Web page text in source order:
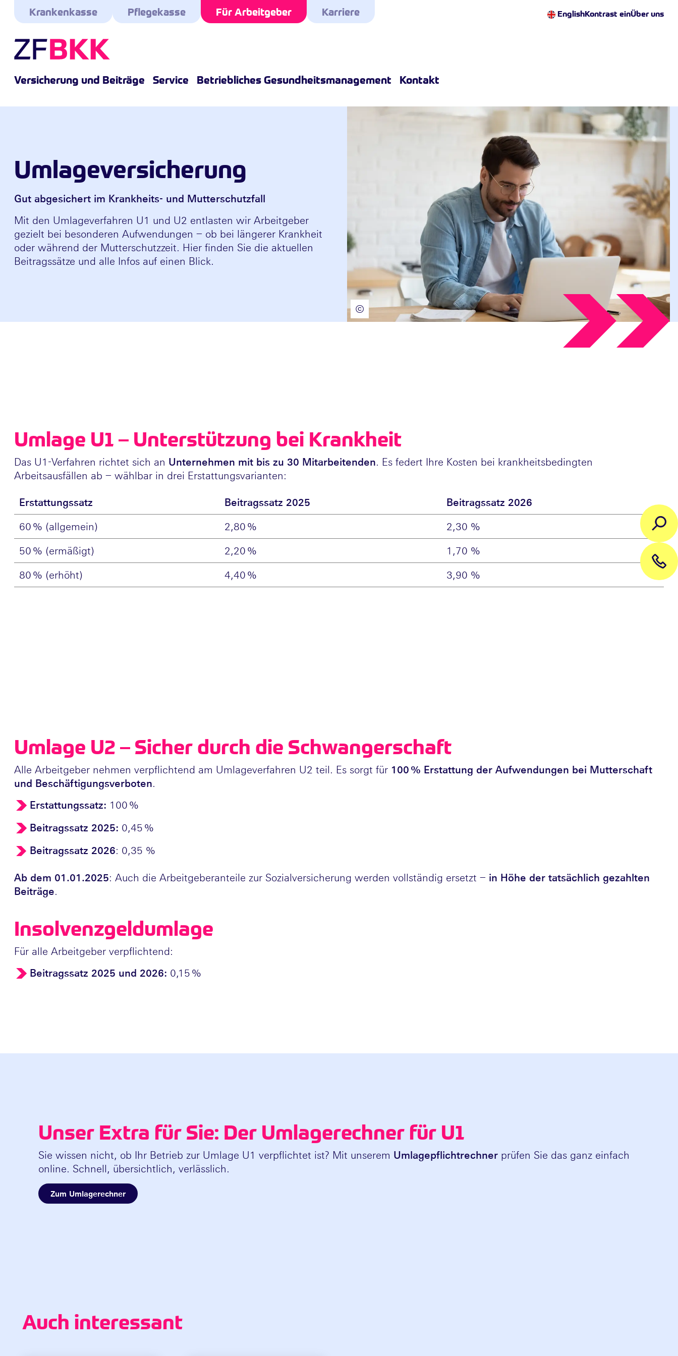
Skip to the content
Krankenkasse Pflegekasse Für Arbeitgeber Karriere EnglishKontrast einÜber uns
Versicherung und Beiträge Service Betriebliches Gesundheitsmanagement Kontakt
Umlageversicherung
Gut abgesichert im Krankheits- und Mutterschutzfall
Mit den Umlageverfahren U1 und U2 entlasten wir Arbeitgeber
gezielt bei besonderen Aufwendungen – ob bei längerer Krankheit
oder während der Mutterschutzzeit. Hier finden Sie die aktuellen
Beitragssätze und alle Infos auf einen Blick.
©
Umlage U1 – Unterstützung bei Krankheit
Das U1-Verfahren richtet sich an Unternehmen mit bis zu 30 Mitarbeitenden. Es federt Ihre Kosten bei krankheitsbedingten
Arbeitsausfällen ab – wählbar in drei Erstattungsvarianten:
Erstattungssatz Beitragssatz 2025
Beitragssatz 2026
60 % (allgemein)
2,80 %
2,30 %
50 % (ermäßigt)
2,20 %
1,70 %
80 % (erhöht)
4,40 % 3,90 %
Umlage U2 – Sicher durch die Schwangerschaft
Alle Arbeitgeber nehmen verpflichtend am Umlageverfahren U2 teil. Es sorgt für 100 % Erstattung der Aufwendungen bei Mutterschaft
und Beschäftigungsverboten.
Erstattungssatz: 100 %
Beitragssatz 2025: 0,45 %
Beitragssatz 2026: 0,35 %
Ab dem 01.01.2025: Auch die Arbeitgeberanteile zur Sozialversicherung werden vollständig ersetzt – in Höhe der tatsächlich gezahlten
Beiträge.
Insolvenzgeldumlage
Für alle Arbeitgeber verpflichtend:
Beitragssatz 2025 und 2026: 0,15 %
Unser Extra für Sie: Der Umlagerechner für U1
Sie wissen nicht, ob Ihr Betrieb zur Umlage U1 verpflichtet ist? Mit unserem Umlagepflichtrechner prüfen Sie das ganz einfach
online. Schnell, übersichtlich, verlässlich.
Zum Umlagerechner
Auch interessant